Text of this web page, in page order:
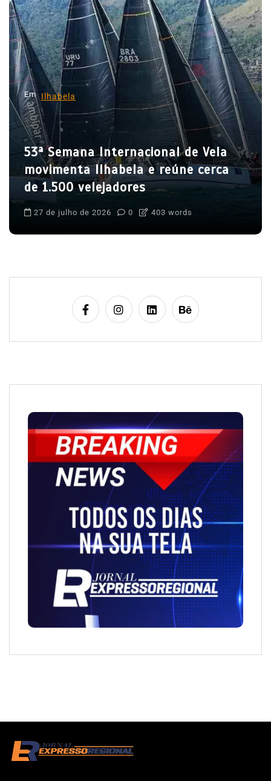
o
d
e
P
o
s
t
Em Ilhabela
53ª Semana Internacional de Vela
movimenta Ilhabela e reúne cerca
de 1.500 velejadores
27 de julho de 2026 0 403 words